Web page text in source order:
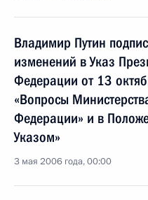
Владимир Путин
изменений в Указ
Федерации от 13
«Вопросы
Федерации» и в
Указом»
3 мая 2006 года, 00:00